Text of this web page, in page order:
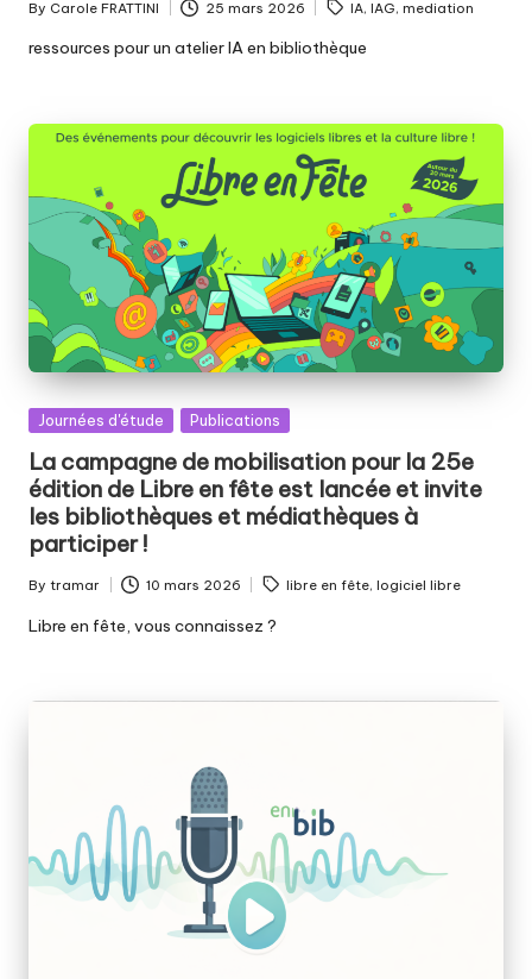
Posted
by
By Carole FRATTINI 25 mars 2026
Tags: IA,IAG,mediation
ressources pour un atelier IA en bibliothèque
Posted
Journées d'étude Publications
La campagne de mobilisation pour la 25e
édition de Libre en fête est lancée et invite
les bibliothèques et médiathèques à
participer !
Posted
by
By tramar 10 mars 2026
Tags: libre en fête,logiciel libre
Libre en fête, vous connaissez ?